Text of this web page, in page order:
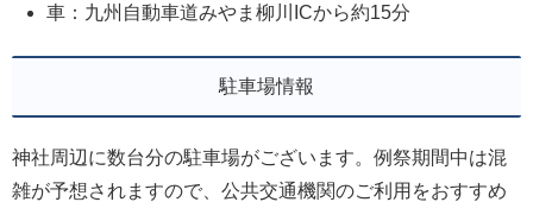
車：九州自動車道みやま柳川ICから約15分
駐車場情報
神社周辺に数台分の駐車場がございます。例祭期間中は混
雑が予想されますので、公共交通機関のご利用をおすすめ